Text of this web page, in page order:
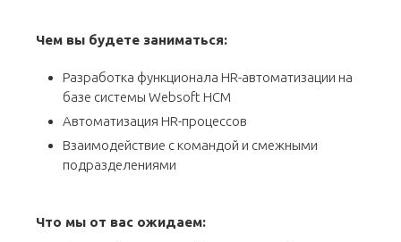
Чем вы будете заниматься:
Разработка функционала HR-автоматизации на
базе системы Websoft HCM
Автоматизация HR-процессов
Взаимодействие с командой и смежными
подразделениями
Что мы от вас ожидаем: